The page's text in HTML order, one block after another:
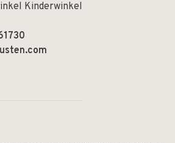
Kinderwinkel